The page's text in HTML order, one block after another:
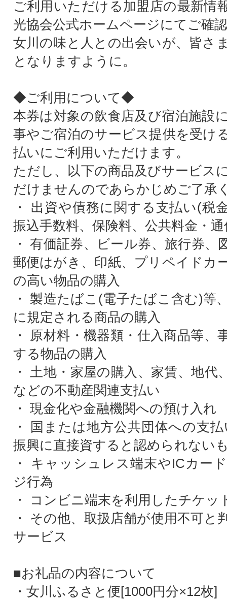
ご利用いただける加盟店の最新情
光協会公式ホームページにてご確
女川の味と人との出会いが、皆さ
となりますように。
◆ご利用について◆
本券は対象の飲食店及び宿泊施設
事やご宿泊のサービス提供を受け
払いにご利用いただけます。
ただし、以下の商品及びサービス
だけませんのであらかじめご了承
・ 出資や債務に関する支払い(税
振込手数料、保険料、公共料金・
・ 有価証券、ビール券、旅行券、
郵便はがき、印紙、プリペイドカ
の高い物品の購入
・ 製造たばこ(電子たばこ含む)等
に規定される商品の購入
・ 原材料・機器類・仕入商品等、
する物品の購入
・ 土地・家屋の購入、家賃、地代
などの不動産関連支払い
・ 現金化や金融機関への預け入れ
・ 国または地方公共団体への支
振興に直接資すると認められない
・ キャッシュレス端末やICカー
ジ行為
・ コンビニ端末を利用したチケッ
・ その他、取扱店舗が使用不可と
サービス
■お礼品の内容について
・女川ふるさと便[1000円分×12枚]